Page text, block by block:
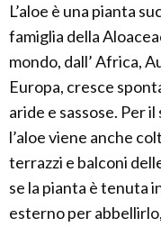
L’aloe è una pianta
famiglia della
mondo, dall’ Africa,
Europa, cresce
aride e sassose. Per
l’aloe viene anche
terrazzi e balconi
se la pianta è tenuta
esterno per